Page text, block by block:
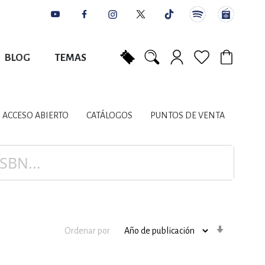
BLOG TEMAS
LITERARIOS
PLANIFICACIÓN
ACCESO ABIERTO CATÁLOGOS PUNTOS DE VENTA
Ordenar por